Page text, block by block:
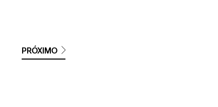
PRÓXIMO